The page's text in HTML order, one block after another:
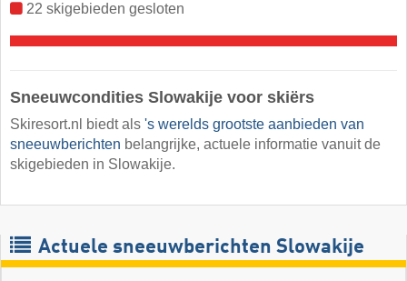
22 skigebieden gesloten
Sneeuwcondities Slowakije voor skiërs
Skiresort.nl biedt als 's werelds grootste aanbieden van
sneeuwberichten belangrijke, actuele informatie vanuit de
skigebieden in Slowakije.
Actuele sneeuwberichten Slowakije